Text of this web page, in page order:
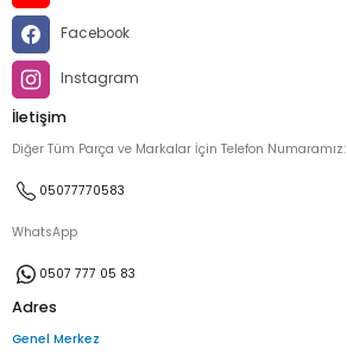
Facebook
Instagram
İletişim
Diğer Tüm Parça ve Markalar İçin Telefon Numaramız:
05077770583
WhatsApp
0507 777 05 83
Adres
Genel Merkez